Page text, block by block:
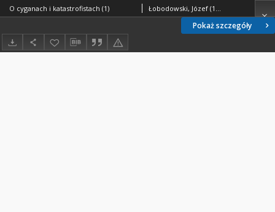
Pokaż szczegóły
O cyganach i katastrofistach (1) Łobodowski, Józef (1909-1988)